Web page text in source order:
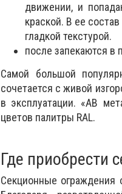
движении, и
краской. В ее
гладкой текстурой.
после запекаются в
Самой большой
сочетается с живой
в эксплуатации. «АВ
цветов палитры RAL.
Где приобрести
Секционные ограждения